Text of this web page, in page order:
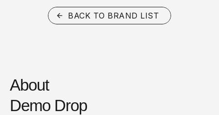
BACK TO BRAND LIST
About
Demo Drop